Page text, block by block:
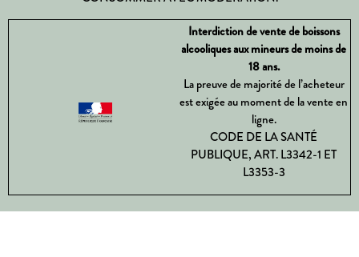
Interdiction de vente de boissons
alcooliques aux mineurs de moins de
18 ans.
La preuve de majorité de l’acheteur
est exigée au moment de la vente en
ligne.
CODE DE LA SANTÉ
PUBLIQUE, ART. L3342-1 ET
L3353-3